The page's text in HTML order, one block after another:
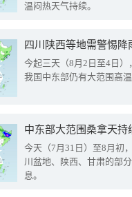
温闷热天气持续。
今起三天（8月2日至4日
我国中东部仍有大范围高
中东部大范围桑拿天
今天（7月31日）至8月初
川盆地、陕西、甘肃的部
息。